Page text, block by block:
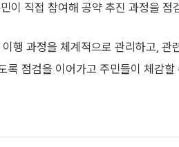
이 직접 참여해 공약 추진 과정을 점
행 과정을 체계적으로 관리하고, 관
록 점검을 이어가고 주민들이 체감